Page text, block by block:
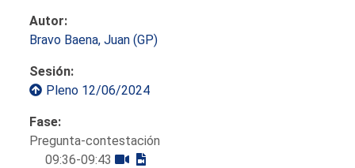
Autor:
Bravo Baena, Juan (GP)
Sesión:
Pleno 12/06/2024
Fase:
Pregunta-contestación
09:36-09:43